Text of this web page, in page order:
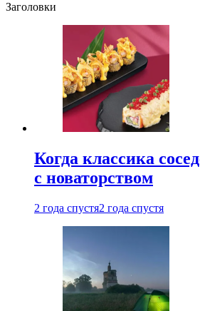
Заголовки
Когда классика
с новаторством
2 года спустя2 года спустя